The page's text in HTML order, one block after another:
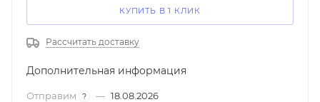
КУПИТЬ В 1 КЛИК
Рассчитать доставку
Дополнительная информация
Отправим ? — 18.08.2026